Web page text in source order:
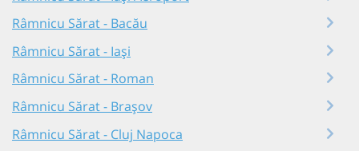
Râmnicu Sărat - Bacău
Râmnicu Sărat - Iași
Râmnicu Sărat - Roman
Râmnicu Sărat - Brașov
Râmnicu Sărat - Cluj Napoca